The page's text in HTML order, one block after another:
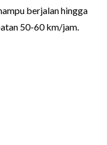
berjalan hingga
50-60 km/jam.